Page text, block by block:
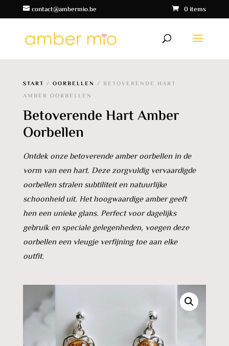
contact@ambermio.be 0 items
START / OORBELLEN / BETOVERENDE HART
AMBER OORBELLEN
Betoverende Hart Amber
Oorbellen
Ontdek onze betoverende amber oorbellen in de
vorm van een hart. Deze zorgvuldig vervaardigde
oorbellen stralen subtiliteit en natuurlijke
schoonheid uit. Het hoogwaardige amber geeft
hen een unieke glans. Perfect voor dagelijks
gebruik en speciale gelegenheden, voegen deze
oorbellen een vleugje verfijning toe aan elke
outfit.